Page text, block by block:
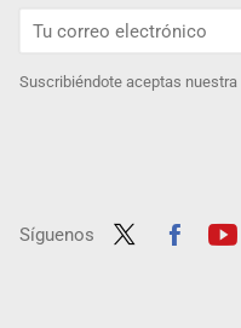
Suscribiéndote aceptas nuestra
Síguenos